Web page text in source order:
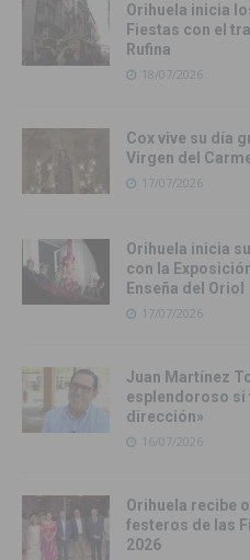
Orihuela inicia
Fiestas con el
Rufina
18/07/2026
Cox vive su día
Virgen del
17/07/2026
Orihuela inicia
con la
Enseña del Oriol
17/07/2026
Juan Martínez
esplendoroso si
dirección»
16/07/2026
Orihuela recibe
festeros de las
2026